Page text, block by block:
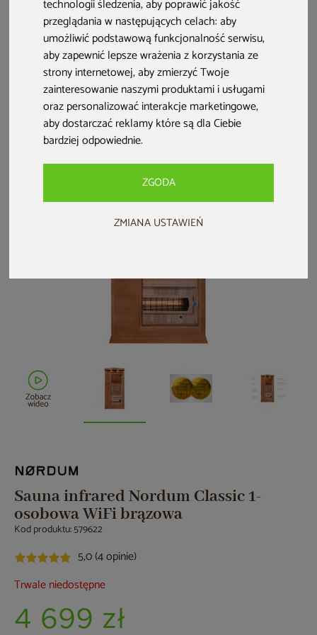
technologii śledzenia, aby poprawić jakość
przeglądania w następujących celach:aby
umożliwić podstawową funkcjonalność serwisu,
aby zapewnić lepsze wrażenia z korzystania ze
strony internetowej,aby zmierzyć Twoje
zainteresowanie naszymi produktami i usługami
oraz personalizować interakcje marketingowe,
aby dostarczać reklamy które są dla Ciebie
bardziej odpowiednie.
ZGODA
ZMIANA USTAWIEŃ
Sauna hybrydowa
Nordum Combi 3-
osobowa brązowa
9 499 zł
8 999 zł
Sauna infrared
Nordum Solea 2-
osobowa biała
5 699 zł
5 399 zł
darmowa dostawa
Sauna fińska
Nordum Solea
Edge 4-osobowa
czarna
11 999 zł
11 399 zł
darmowa dostawa
Sauna infrared Nordum Classic 1-
osobowa WiFi brązowa
Kod produktu: 579622
5,0 (4 opinie)
Trwale niedostępne
4 699 zł